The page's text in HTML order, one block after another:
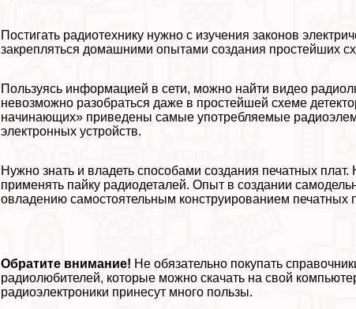
Постигать радиотехнику нужно с изучения законов
закрепляться домашними опытами создания простейших
Пользуясь информацией в сети, можно найти видео
невозможно разобраться даже в простейшей схеме
начинающих» приведены самые употрeбляемые
электронных устройств.
Нужно знать и владеть способами создания печатных
применять пайку радиодеталей. Опыт в создании
овладению самостоятельным конструированием печатных
Обратите внимание! Не обязательно покупать
радиолюбителей, которые можно скачать на свой
радиоэлектроники принесут много пользы.